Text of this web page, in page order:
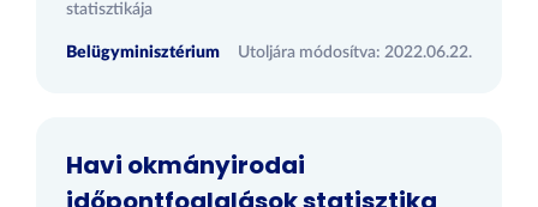
statisztikája
Belügyminisztérium Utoljára módosítva: 2022.06.22.
Havi okmányirodai